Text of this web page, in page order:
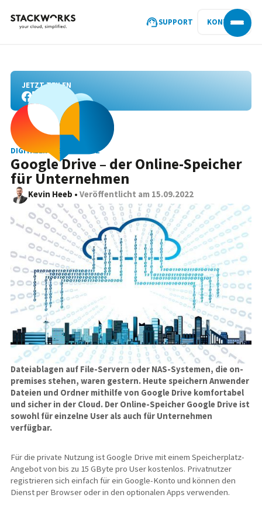
SUPPORT KONTAKT
DIGITALER ARBEITSPLATZ
Google Drive – der Online-Speicher
für Unternehmen
Kevin Heeb • Veröffentlicht am 15.09.2022
Dateiablagen auf File-Servern oder NAS-Systemen, die on-
premises stehen, waren gestern. Heute speichern Anwender
Dateien und Ordner mithilfe von Google Drive komfortabel
und sicher in der Cloud. Der Online-Speicher Google Drive ist
sowohl für einzelne User als auch für Unternehmen
verfügbar.
Für die private Nutzung ist Google Drive mit einem Speicherplatz-
Angebot von bis zu 15 GByte pro User kostenlos. Privatnutzer
registrieren sich einfach für ein Google-Konto und können den
Dienst per Browser oder in den optionalen Apps verwenden.
JETZT TEILEN